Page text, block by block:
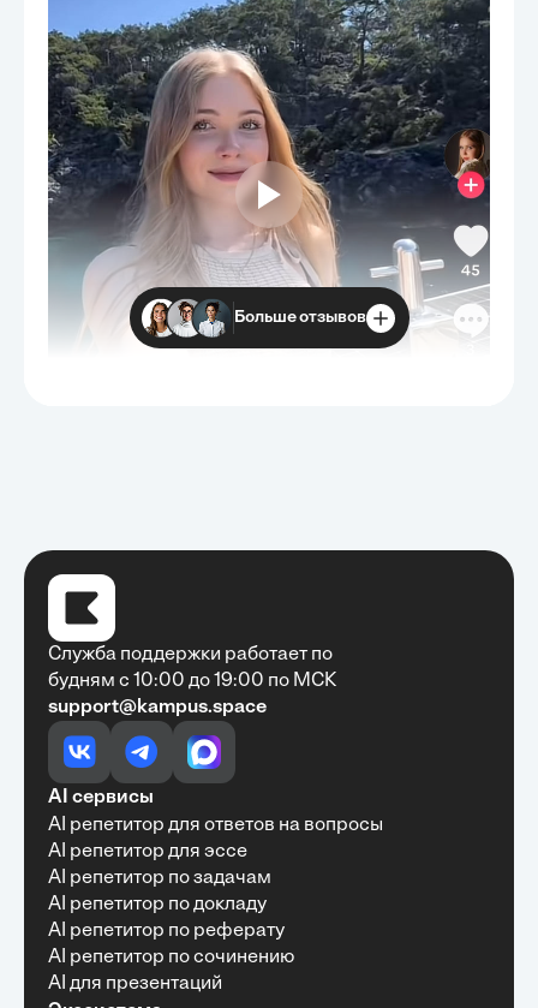
Очень быстро, недорого, качественно,
доступно
Алексей Антонов•27 мая, 2025
Обучение с Кампус Хаб — очень экономит
полезной информации. Рекомендую ...
Рекомендую Кампус АИ всем, кто хочет
учиться эффективно и с комфортом
Марина Щербакова
Больше отзывов
Служба поддержки работает по
будням с 10:00 до 19:00 по МСК
support@kampus.space
AI сервисы
AI репетитор для ответов на вопросы
AI репетитор для эссе
AI репетитор по задачам
AI репетитор по докладу
AI репетитор по реферату
AI репетитор по сочинению
AI для презентаций